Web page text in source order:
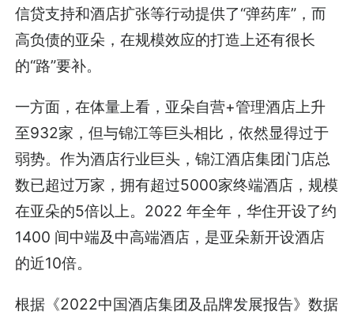
信贷支持和酒店扩张等行动提供了“弹药库”，而
高负债的亚朵，在规模效应的打造上还有很长
的“路”要补。
一方面，在体量上看，亚朵自营+管理酒店上升
至932家，但与锦江等巨头相比，依然显得过于
弱势。作为酒店行业巨头，锦江酒店集团门店总
数已超过万家，拥有超过5000家终端酒店，规模
在亚朵的5倍以上。2022 年全年，华住开设了约
1400 间中端及中高端酒店，是亚朵新开设酒店
的近10倍。
根据《2022中国酒店集团及品牌发展报告》数据